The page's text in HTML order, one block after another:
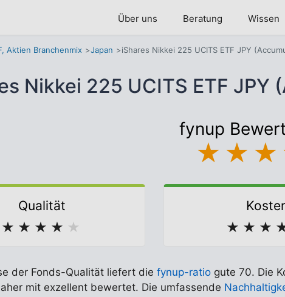
Über uns Beratung Wissen
Aktien Branchenmix Japan iShares Nikkei 225 UCITS ETF JPY
Nikkei 225 UCITS ETF
fynup
★ ★ ★
Qualität
★ ★ ★ ★ ★
★ ★ ★
der Fonds-Qualität liefert die fynup-ratio gute 70. Die
mit exzellent bewertet. Die umfassende